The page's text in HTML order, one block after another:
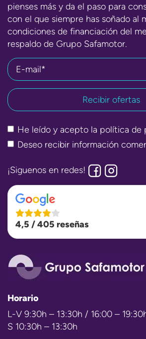
pienses más y da el paso para
con el que siempre has soñado al
condiciones de financiación del
respaldo de Grupo Safamotor.
E-mail*
He leído y acepto la política de
Deseo recibir información
¡Siguenos en redes!
4,5 / 405 reseñas
Horario
L-V 9:30h – 13:30h / 16:00 –
S 10:30h – 13:30h